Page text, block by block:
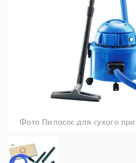
Фото Пилосос для сухого